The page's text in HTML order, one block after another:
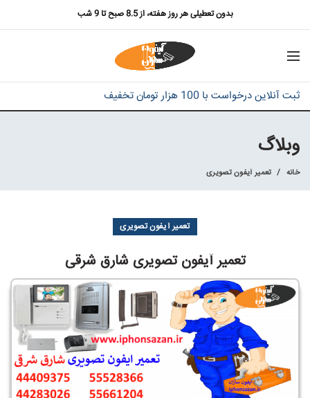
بدون تعطیلی هر روز هفته، از 8.5 صبح تا 9 شب
ثبت آنلاین درخواست با 100 هزار تومان تخفیف
وبلاگ
خانه تعمیر آیفون تصویری
تعمیر آیفون تصویری
تعمیر آیفون تصویری شارق شرقی